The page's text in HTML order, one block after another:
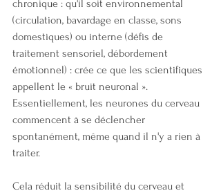
chronique : qu'il soit environnemental
(circulation, bavardage en classe, sons
domestiques) ou interne (défis de
traitement sensoriel, débordement
émotionnel) : crée ce que les scientifiques
appellent le « bruit neuronal ».
Essentiellement, les neurones du cerveau
commencent à se déclencher
spontanément, même quand il n'y a rien à
traiter.
Cela réduit la sensibilité du cerveau et